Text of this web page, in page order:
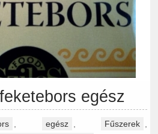
egész
egész Fűszerek